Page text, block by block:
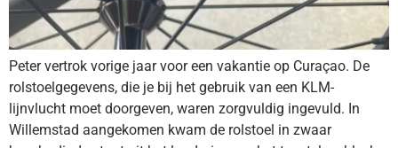
Peter vertrok vorige jaar voor een vakantie op Curaçao. De
rolstoelgegevens, die je bij het gebruik van een KLM-
lijnvlucht moet doorgeven, waren zorgvuldig ingevuld. In
Willemstad aangekomen kwam de rolstoel in zwaar